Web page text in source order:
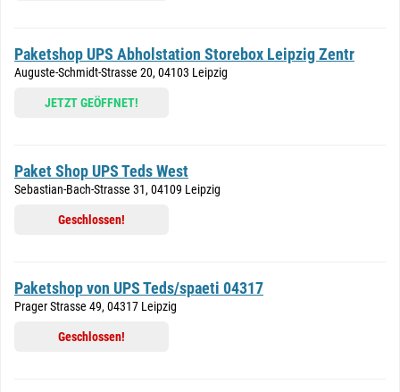
Paketshop UPS Abholstation Storebox Leipzig Zentr
Auguste-Schmidt-Strasse 20, 04103 Leipzig
JETZT GEÖFFNET!
Paket Shop UPS Teds West
Sebastian-Bach-Strasse 31, 04109 Leipzig
Geschlossen!
Paketshop von UPS Teds/spaeti 04317
Prager Strasse 49, 04317 Leipzig
Geschlossen!